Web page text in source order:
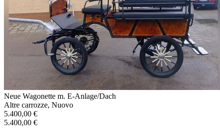
Neue Wagonette m. E-Anlage/Dach
Altre carrozze, Nuovo
5.400,00 €
5.400,00 €